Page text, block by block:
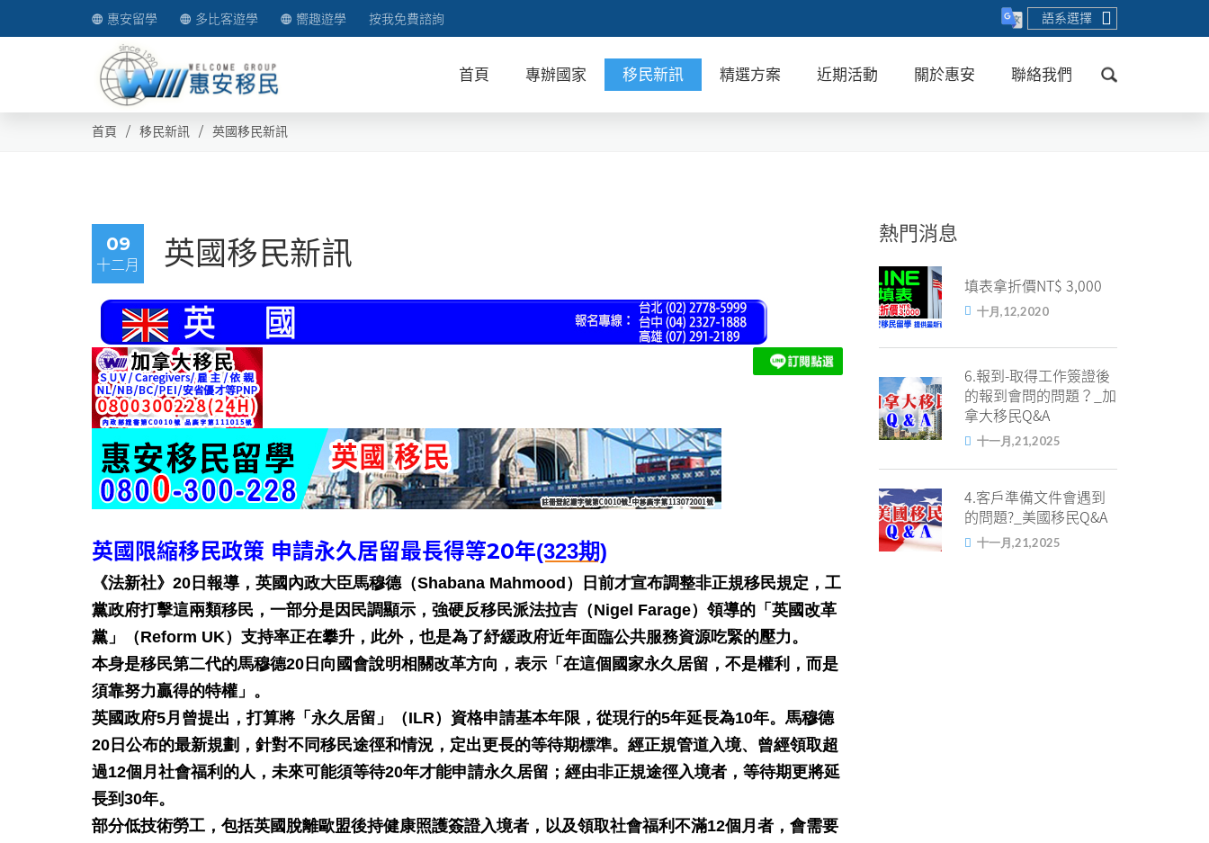
惠安留學 多比客遊學 嚮趣遊學 按我免費諮詢 語系選擇
首頁 專辦國家 移民新訊 精選方案 近期活動 關於惠安 聯絡我們
送出
首頁 移民新訊 英國移民新訊
09
十二月 英國移民新訊
英國限縮移民政策 申請永久居留最長得等20年(323期)
《法新社》20日報導，英國內政大臣馬穆德（Shabana Mahmood）日前才宣布調整非正規移民規定，工
黨政府打擊這兩類移民，一部分是因民調顯示，強硬反移民派法拉吉（Nigel Farage）領導的「英國改革
黨」（Reform UK）支持率正在攀升，此外，也是為了紓緩政府近年面臨公共服務資源吃緊的壓力。
本身是移民第二代的馬穆德20日向國會說明相關改革方向，表示「在這個國家永久居留，不是權利，而是
須靠努力贏得的特權」。
英國政府5月曾提出，打算將「永久居留」（ILR）資格申請基本年限，從現行的5年延長為10年。馬穆德
20日公布的最新規劃，針對不同移民途徑和情況，定出更長的等待期標準。經正規管道入境、曾經領取超
過12個月社會福利的人，未來可能須等待20年才能申請永久居留；經由非正規途徑入境者，等待期更將延
長到30年。
部分低技術勞工，包括英國脫離歐盟後持健康照護簽證入境者，以及領取社會福利不滿12個月者，會需要
熱門消息
填表拿折價NT$ 3,000
十月,12,2020
6.報到-取得工作簽證後
的報到會問的問題？_加
拿大移民Q&A
十一月,21,2025
4.客戶準備文件會遇到
的問題?_美國移民Q&A
十一月,21,2025